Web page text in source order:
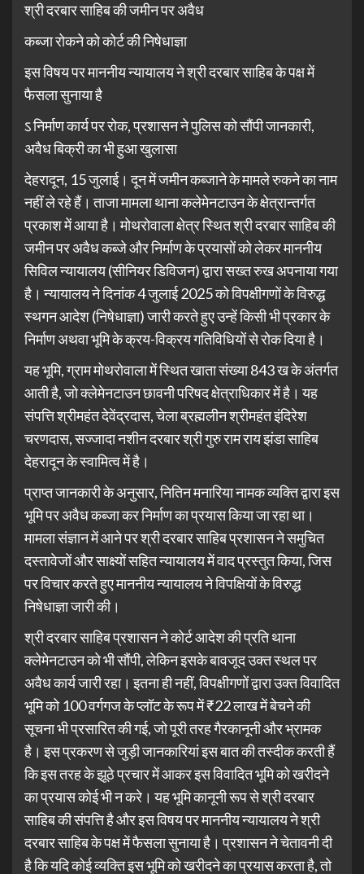
श्री दरबार साहिब की जमीन पर अवैध
कब्जा रोकने को कोर्ट की निषेधाज्ञा
इस विषय पर माननीय न्यायालय ने श्री दरबार साहिब के पक्ष में
फैसला सुनाया है
ऽ निर्माण कार्य पर रोक, प्रशासन ने पुलिस को सौंपी जानकारी,
अवैध बिक्री का भी हुआ खुलासा
देहरादून, 15 जुलाई। दून में जमीन कब्जाने के मामले रुकने का नाम
नहीं ले रहे हैं। ताजा मामला थाना कलेमेनटाउन के क्षेत्रान्तर्गत
प्रकाश में आया है। मोथरोवाला क्षेत्र स्थित श्री दरबार साहिब की
जमीन पर अवैध कब्जे और निर्माण के प्रयासों को लेकर माननीय
सिविल न्यायालय (सीनियर डिविजन) द्वारा सख्त रुख अपनाया गया
है। न्यायालय ने दिनांक 4 जुलाई 2025 को विपक्षीगणों के विरुद्ध
स्थगन आदेश (निषेधाज्ञा) जारी करते हुए उन्हें किसी भी प्रकार के
निर्माण अथवा भूमि के क्रय-विक्रय गतिविधियों से रोक दिया है।
यह भूमि, ग्राम मोथरोवाला में स्थित खाता संख्या 843 ख के अंतर्गत
आती है, जो क्लेमेनटाउन छावनी परिषद क्षेत्राधिकार में है। यह
संपत्ति श्रीमहंत देवेंद्रदास, चेला ब्रह्मलीन श्रीमहंत इंदिरेश
चरणदास, सज्जादा नशीन दरबार श्री गुरु राम राय झंडा साहिब
देहरादून के स्वामित्व में है।
प्राप्त जानकारी के अनुसार, नितिन मनारिया नामक व्यक्ति द्वारा इस
भूमि पर अवैध कब्जा कर निर्माण का प्रयास किया जा रहा था।
मामला संज्ञान में आने पर श्री दरबार साहिब प्रशासन ने समुचित
दस्तावेजों और साक्ष्यों सहित न्यायालय में वाद प्रस्तुत किया, जिस
पर विचार करते हुए माननीय न्यायालय ने विपक्षियों के विरुद्ध
निषेधाज्ञा जारी की।
श्री दरबार साहिब प्रशासन ने कोर्ट आदेश की प्रति थाना
क्लेमेनटाउन को भी सौंपी, लेकिन इसके बावजूद उक्त स्थल पर
अवैध कार्य जारी रहा। इतना ही नहीं, विपक्षीगणों द्वारा उक्त विवादित
भूमि को 100 वर्गगज के प्लॉट के रूप में ₹22 लाख में बेचने की
सूचना भी प्रसारित की गई, जो पूरी तरह गैरकानूनी और भ्रामक
है। इस प्रकरण से जुड़ी जानकारियां इस बात की तस्दीक करती हैं
कि इस तरह के झूठे प्रचार में आकर इस विवादित भूमि को खरीदने
का प्रयास कोई भी न करे। यह भूमि कानूनी रूप से श्री दरबार
साहिब की संपत्ति है और इस विषय पर माननीय न्यायालय ने श्री
दरबार साहिब के पक्ष में फैसला सुनाया है। प्रशासन ने चेतावनी दी
है कि यदि कोई व्यक्ति इस भूमि को खरीदने का प्रयास करता है, तो